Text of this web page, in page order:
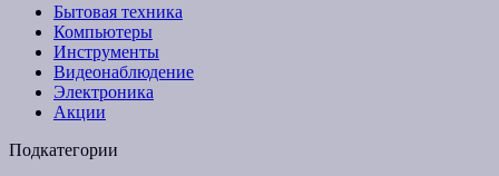
Бытовая техника
Компьютеры
Инструменты
Видеонаблюдение
Электроника
Акции
Подкатегории